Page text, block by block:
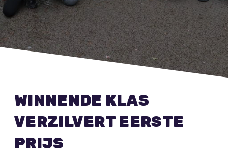
WINNENDE KLAS
VERZILVERT EERSTE
PRIJS